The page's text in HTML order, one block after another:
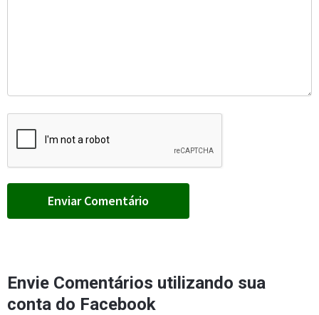
Envie Comentários utilizando sua
conta do Facebook